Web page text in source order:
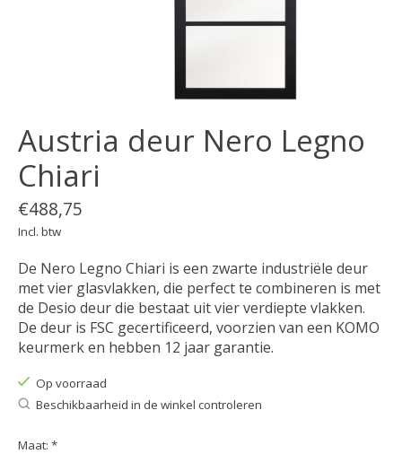
Austria deur Nero Legno
Chiari
€488,75
Incl. btw
De Nero Legno Chiari is een zwarte industriële deur
met vier glasvlakken, die perfect te combineren is met
de Desio deur die bestaat uit vier verdiepte vlakken.
De deur is FSC gecertificeerd, voorzien van een KOMO
keurmerk en hebben 12 jaar garantie.
Op voorraad
Beschikbaarheid in de winkel controleren
Maat: *